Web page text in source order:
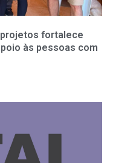
fortalece
às pessoas com